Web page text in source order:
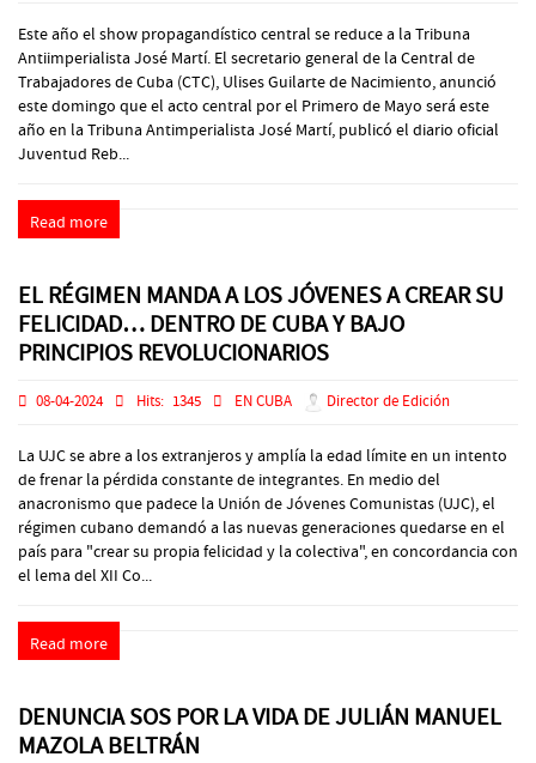
Este año el show propagandístico central se reduce a la Tribuna
Antiimperialista José Martí. El secretario general de la Central de
Trabajadores de Cuba (CTC), Ulises Guilarte de Nacimiento, anunció
este domingo que el acto central por el Primero de Mayo será este
año en la Tribuna Antimperialista José Martí, publicó el diario oficial
Juventud Reb...
Read more
EL RÉGIMEN MANDA A LOS JÓVENES A CREAR SU
FELICIDAD… DENTRO DE CUBA Y BAJO
PRINCIPIOS REVOLUCIONARIOS
08-04-2024 Hits: 1345 EN CUBA Director de Edición
La UJC se abre a los extranjeros y amplía la edad límite en un intento
de frenar la pérdida constante de integrantes. En medio del
anacronismo que padece la Unión de Jóvenes Comunistas (UJC), el
régimen cubano demandó a las nuevas generaciones quedarse en el
país para "crear su propia felicidad y la colectiva", en concordancia con
el lema del XII Co...
Read more
DENUNCIA SOS POR LA VIDA DE JULIÁN MANUEL
MAZOLA BELTRÁN